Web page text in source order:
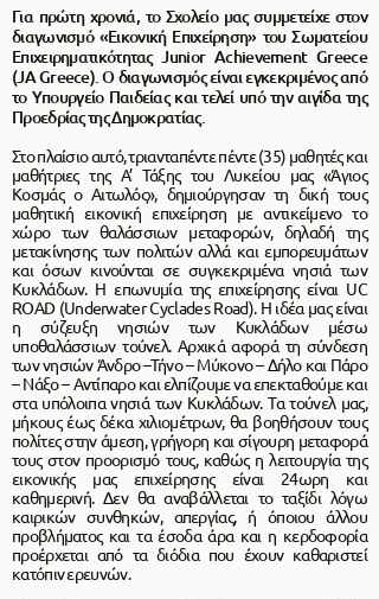
Για πρώτη χρονιά, το Σχολείο μας συμμετείχε στον
διαγωνισμό «Εικονική Επιχείρηση» του Σωματείου
Επιχειρηματικότητας Junior Achievement Greece
(JA Greece). Ο διαγωνισμός είναι εγκεκριμένος από
το Υπουργείο Παιδείας και τελεί υπό την αιγίδα της
Προεδρίας της Δημοκρατίας.
Στο πλαίσιο αυτό, τριανταπέντε πέντε (35) μαθητές και
μαθήτριες της Α’ Τάξης του Λυκείου μας «Άγιος
Κοσμάς ο Αιτωλός», δημιούργησαν τη δική τους
μαθητική εικονική επιχείρηση με αντικείμενο το
χώρο των θαλάσσιων μεταφορών, δηλαδή της
μετακίνησης των πολιτών αλλά και εμπορευμάτων
και όσων κινούνται σε συγκεκριμένα νησιά των
Κυκλάδων. Η επωνυμία της επιχείρησης είναι UC
ROAD (Underwater Cyclades Road). Η ιδέα μας είναι
η σύζευξη νησιών των Κυκλάδων μέσω
υποθαλάσσιων τούνελ. Αρχικά αφορά τη σύνδεση
των νησιών Άνδρο –Τήνο – Μύκονο – Δήλο και Πάρο
– Νάξο – Αντίπαρο και ελπίζουμε να επεκταθούμε και
στα υπόλοιπα νησιά των Κυκλάδων. Τα τούνελ μας,
μήκους έως δέκα χιλιομέτρων, θα βοηθήσουν τους
πολίτες στην άμεση, γρήγορη και σίγουρη μεταφορά
τους στον προορισμό τους, καθώς η λειτουργία της
εικονικής μας επιχείρησης είναι 24ωρη και
καθημερινή. Δεν θα αναβάλλεται το ταξίδι λόγω
καιρικών συνθηκών, απεργίας, ή όποιου άλλου
προβλήματος και τα έσοδα άρα και η κερδοφορία
προέρχεται από τα διόδια που έχουν καθαριστεί
κατόπιν ερευνών.